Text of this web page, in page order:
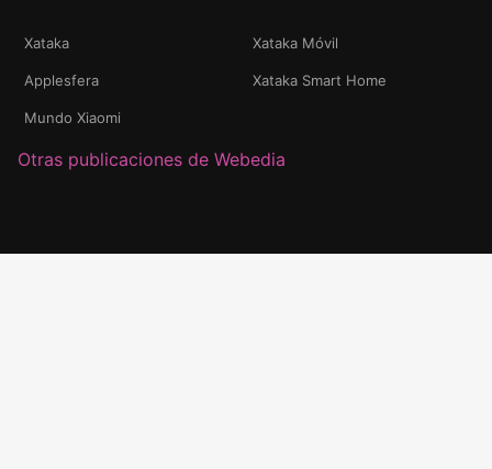
Xataka Xataka Móvil
Applesfera Xataka Smart Home
Mundo Xiaomi
Otras publicaciones de Webedia